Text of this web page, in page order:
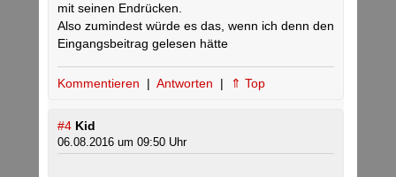
mit seinen Endrücken.
Also zumindest würde es das, wenn ich denn den
Eingangsbeitrag gelesen hätte
Kommentieren | Antworten | ⇑ Top
#4 Kid
06.08.2016 um 09:50 Uhr